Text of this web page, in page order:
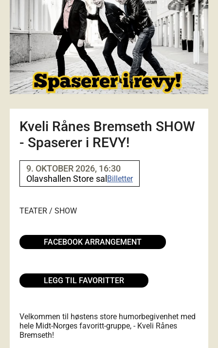
Kveli Rånes Bremseth SHOW
- Spaserer i REVY!
9. OKTOBER 2026, 16:30
Olavshallen Store salBilletter
TEATER / SHOW
FACEBOOK ARRANGEMENT
LEGG TIL FAVORITTER
Velkommen til høstens store humorbegivenhet med
hele Midt-Norges favoritt-gruppe, - Kveli Rånes
Bremseth!